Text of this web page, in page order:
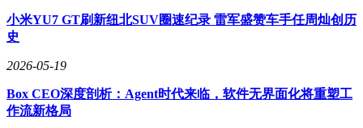
强调其算力主权安全设计："在保证企业数据主权的前提下，
实现AI系统的自主进化。"
面对现场开发者，李开复发出强烈呼吁："现在携带笔记本电
脑、掌握系统编排能力、怀有创新想法的个体，比任何500强
企业的战略部门都更具竞争优势。"他警告年轻开发者不要过
早将自己限制在传统企业框架中，"这个时代赋予每个人创建
小米YU7 GT刷新纽北SUV圈速纪录 雷军盛赞车手任周灿创历
史
2026-05-19
Box CEO深度剖析：Agent时代来临，软件无界面化将重塑工
作流新格局